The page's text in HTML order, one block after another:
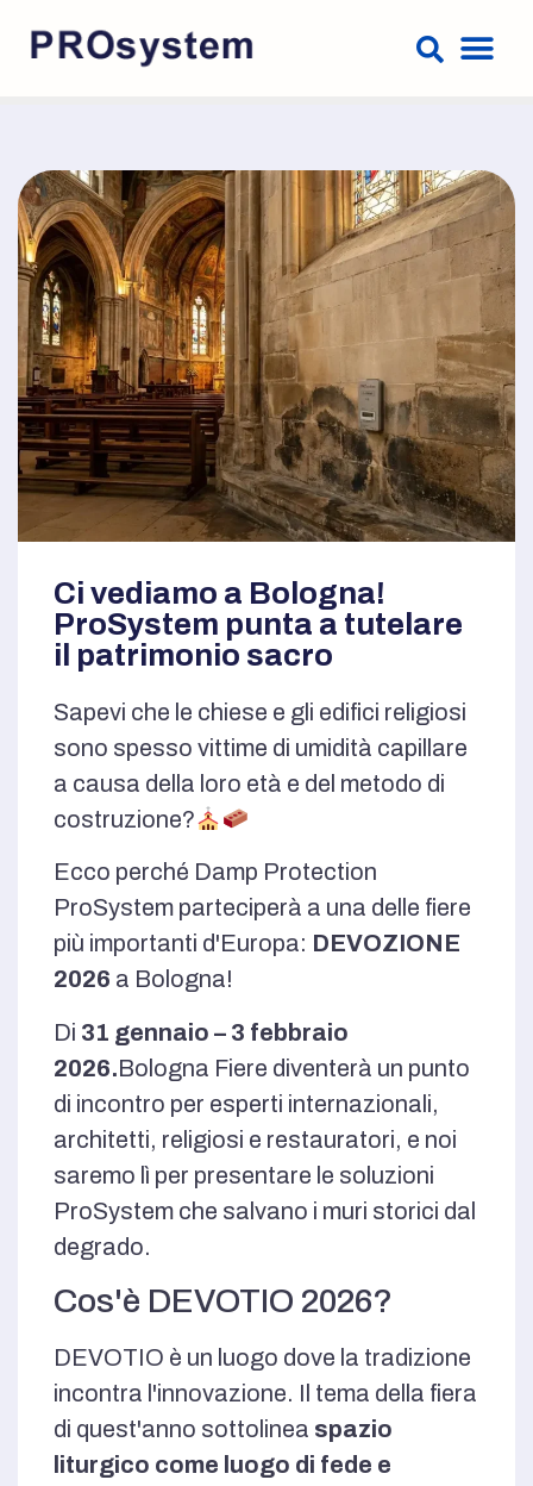
Ci vediamo a Bologna!
ProSystem punta a tutelare
il patrimonio sacro
Sapevi che le chiese e gli edifici religiosi
sono spesso vittime di umidità capillare
a causa della loro età e del metodo di
costruzione?
Ecco perché Damp Protection
ProSystem parteciperà a una delle fiere
più importanti d'Europa: DEVOZIONE
2026 a Bologna!
Di 31 gennaio – 3 febbraio
2026.Bologna Fiere diventerà un punto
di incontro per esperti internazionali,
architetti, religiosi e restauratori, e noi
saremo lì per presentare le soluzioni
ProSystem che salvano i muri storici dal
degrado.
Cos'è DEVOTIO 2026?
DEVOTIO è un luogo dove la tradizione
incontra l'innovazione. Il tema della fiera
di quest'anno sottolinea spazio
liturgico come luogo di fede e